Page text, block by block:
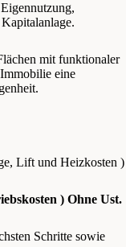
mit funktionaler
eine
Lift und Heizkosten )
) Ohne Ust.
Schritte sowie